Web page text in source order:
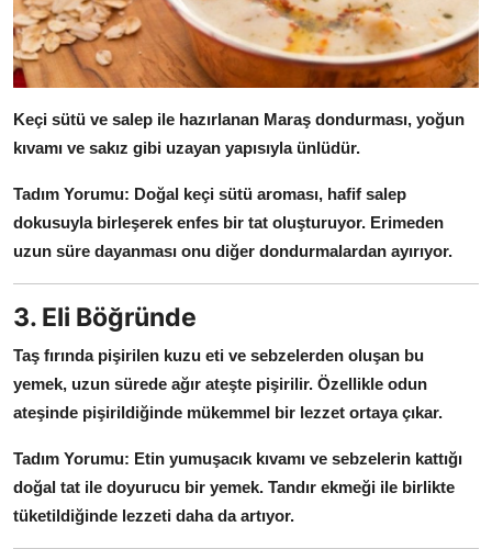
Keçi sütü ve salep ile hazırlanan Maraş dondurması, yoğun
kıvamı ve sakız gibi uzayan yapısıyla ünlüdür.
Tadım Yorumu: Doğal keçi sütü aroması, hafif salep
dokusuyla birleşerek enfes bir tat oluşturuyor. Erimeden
uzun süre dayanması onu diğer dondurmalardan ayırıyor.
3. Eli Böğründe
Taş fırında pişirilen kuzu eti ve sebzelerden oluşan bu
yemek, uzun sürede ağır ateşte pişirilir. Özellikle odun
ateşinde pişirildiğinde mükemmel bir lezzet ortaya çıkar.
Tadım Yorumu: Etin yumuşacık kıvamı ve sebzelerin kattığı
doğal tat ile doyurucu bir yemek. Tandır ekmeği ile birlikte
tüketildiğinde lezzeti daha da artıyor.